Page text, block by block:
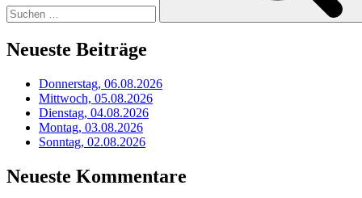
Neueste Beiträge
Donnerstag, 06.08.2026
Mittwoch, 05.08.2026
Dienstag, 04.08.2026
Montag, 03.08.2026
Sonntag, 02.08.2026
Neueste Kommentare